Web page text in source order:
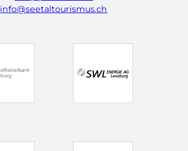
info@seetaltourismus.ch